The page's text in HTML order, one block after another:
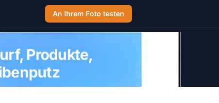
An Ihrem Foto testen
Produkte,